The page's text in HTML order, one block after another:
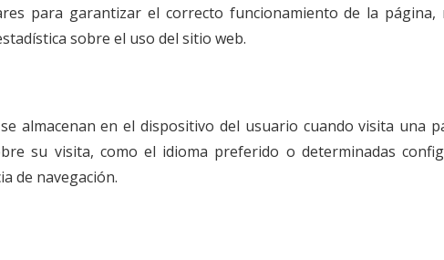
para garantizar el correcto funcionamiento de la página,
sobre el uso del sitio web.
almacenan en el dispositivo del usuario cuando visita una
su visita, como el idioma preferido o determinadas
de navegación.